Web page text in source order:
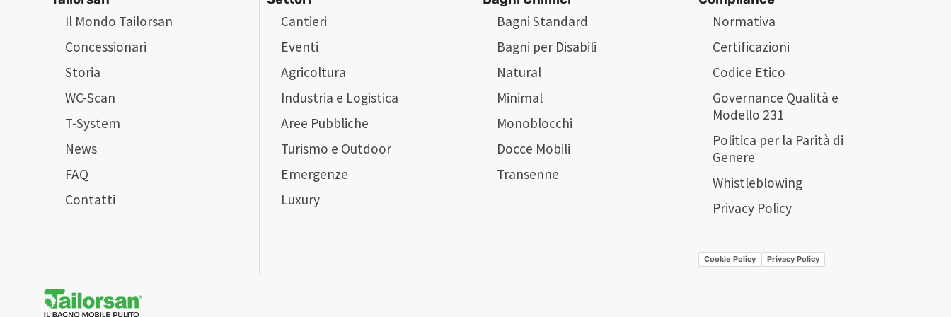
Il Mondo Tailorsan
Concessionari
Storia
WC-Scan
T-System
News
FAQ
Contatti
Cantieri
Eventi
Agricoltura
Industria e Logistica
Aree Pubbliche
Turismo e Outdoor
Emergenze
Luxury
Bagni Standard
Bagni per Disabili
Natural
Minimal
Monoblocchi
Docce Mobili
Transenne
Normativa
Certificazioni
Codice Etico
Governance Qualità e
Modello 231
Politica per la Parità di
Genere
Whistleblowing
Privacy Policy
Cookie Policy Privacy Policy